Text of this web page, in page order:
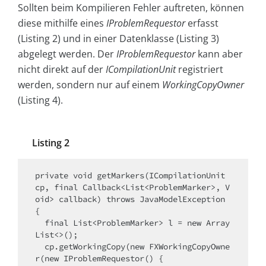
Sollten beim Kompilieren Fehler auftreten, können
diese mithilfe eines IProblemRequestorerfasst
(Listing 2) und in einer Datenklasse (Listing 3)
abgelegt werden. DerIProblemRequestorkann aber
nicht direkt auf derICompilationUnitregistriert
werden, sondern nur auf einem WorkingCopyOwner
(Listing 4).
Listing 2
private void getMarkers(ICompilationUnit
cp, final Callback<List<ProblemMarker>, V
oid> callback) throws JavaModelException
{
List<>();
r(new IProblemRequestor() {